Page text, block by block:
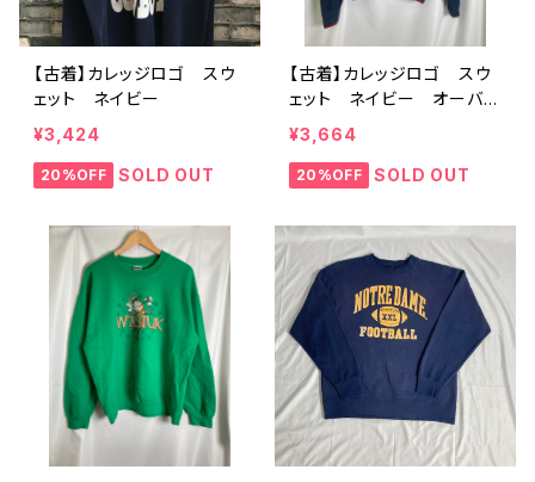
【古着】カレッジロゴ スウ
ェット ネイビー
¥3,424
20%OFF SOLD OUT
【古着】カレッジロゴ スウ
ェット ネイビー オーバー
サイズ M
¥3,664
20%OFF SOLD OUT